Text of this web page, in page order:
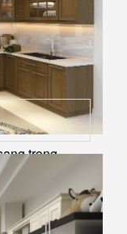
trọng